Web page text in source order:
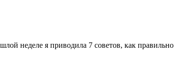
неделе я приводила 7 советов, как правильно